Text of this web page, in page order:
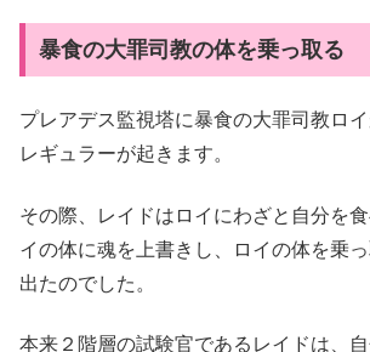
暴食の大罪司教の体を乗っ取る
プレアデス監視塔に暴食の大罪司教ロ
レギュラーが起きます。
その際、レイドはロイにわざと自分を
イの体に魂を上書きし、ロイの体を乗
出たのでした。
本来２階層の試験官であるレイドは、